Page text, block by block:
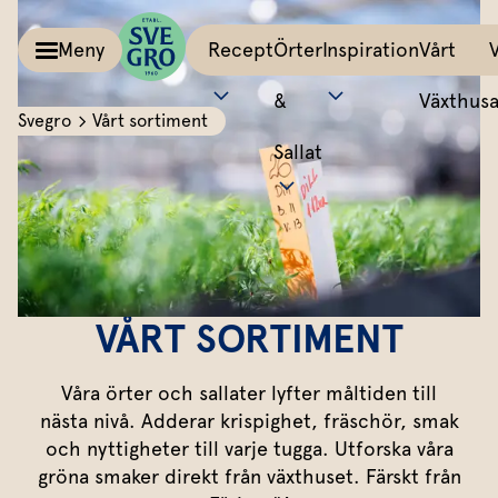
Meny
Recept
Örter &
Sallat
Inspiration
Växthus
Vårt ansvar
Om oss
Recept
Kalla såser & Röror
Pesto
Röror
Kalla såser
Dipp
Dressingar
Tillbehör
Potatis
Grönsaker
Äggrätter
Övriga tillbehör
Marinad & kryddsmör
Örter
&
Sallat
Allt om färska örter
Basilika
Koriander
Mynta
Persilja
Gräslök
Salvia
Dragon
Rosmarin
Körvel
Krasse
Inspiration
Matinspiration
Bästa peston
Lyckas med aioli
Mumsig majonnäs
Smaksätt örtolja
Gör eget örtsmör
Sväng
All
Vårt
Växthus
VÅRT SORTIMENT
Våra örter och sallater lyfter måltiden till
nästa nivå. Adderar krispighet, fräschör, smak
och nyttigheter till varje tugga. Utforska våra
gröna smaker direkt från växthuset. Färskt från
Svegro Vårt sortiment